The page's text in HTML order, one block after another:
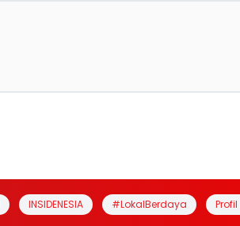
INSIDENESIA #LokalBerdaya